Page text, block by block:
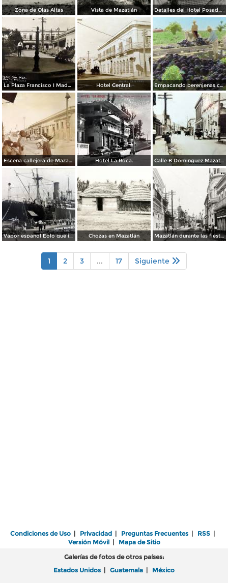
Zona de Olas Altas Vista de Mazatlán Detalles del Hotel Posada Colonial
La Plaza Francisco I Madero. Hotel Central. Empacando berenjenas cerca de Mazatlan 1928
Escena callejera de Mazatlán, Sinaloa 1903. Hotel La Roca. Calle B Dominguez Mazatlán, Sinaloa ( Circulada el 25 de Abril de 1932 ).
Vapor espanol Eolo que ignaguro las obras del puerto. Chozas en Mazatlán Mazatlán durante las fiestas del Centenario de la Independencia (1910)
1 2 3 ... 17 Siguiente
Condiciones de Uso | Privacidad | Preguntas Frecuentes | RSS |
Versión Móvil| Mapa de Sitio
Galerías de fotos de otros países:
Estados Unidos | Guatemala | México